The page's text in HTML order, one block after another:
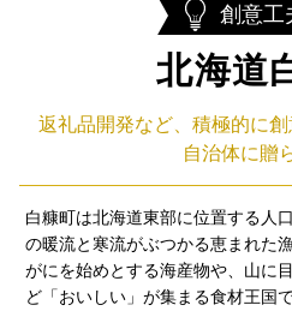
創意工
北海道
返礼品開発など、積極的に
自治体に贈
白糠町は北海道東部に位置する人
の暖流と寒流がぶつかる恵まれた
がにを始めとする海産物や、山に
ど「おいしい」が集まる食材王国